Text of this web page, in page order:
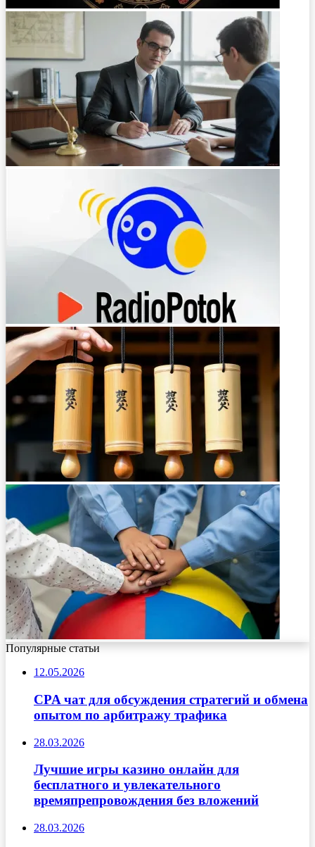
Популярные статьи
12.05.2026
CPA чат для обсуждения стратегий и обмена
опытом по арбитражу трафика
28.03.2026
Лучшие игры казино онлайн для
бесплатного и увлекательного
времяпрепровождения без вложений
28.03.2026